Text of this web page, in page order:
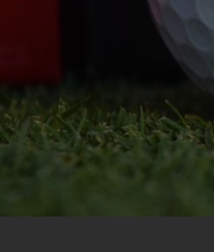
OTHER その他
Editor’s Picks 編集部のおすすめ
Our Mission 私たちの使命